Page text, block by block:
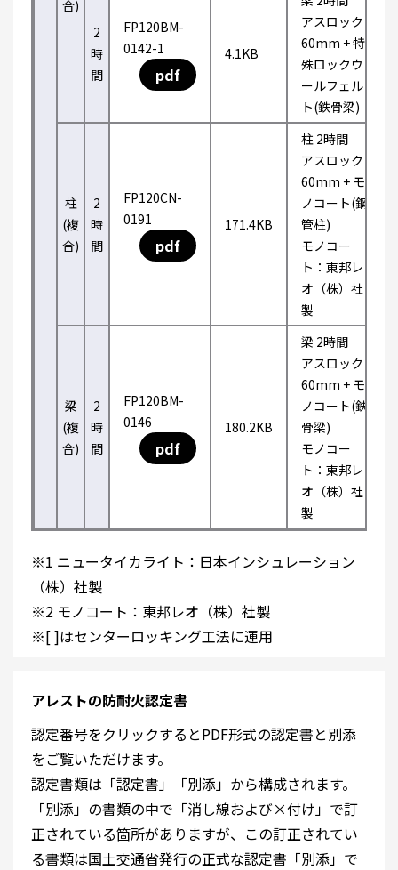
合)
2
時
間
FP120BM-
0142-1
pdf
4.1KB
アスロック
60mm + 特
殊ロックウ
ールフェル
ト(鉄骨梁)
柱
(複
合)
2
時
間
FP120CN-
0191
pdf
171.4KB
柱 2時間
アスロック
60mm + モ
ノコート(鋼
管柱)
モノコー
ト：東邦レ
オ（株）社
製
梁
(複
合)
2
時
間
FP120BM-
0146
pdf
180.2KB
梁 2時間
アスロック
60mm + モ
ノコート(鉄
骨梁)
モノコー
ト：東邦レ
オ（株）社
製
※1 ニュータイカライト：日本インシュレーション
（株）社製
※2 モノコート：東邦レオ（株）社製
※[ ]はセンターロッキング工法に運用
アレストの防耐火認定書
認定番号をクリックするとPDF形式の認定書と別添
をご覧いただけます。
認定書類は「認定書」「別添」から構成されます。
「別添」の書類の中で「消し線および×付け」で訂
正されている箇所がありますが、この訂正されてい
る書類は国土交通省発行の正式な認定書「別添」で